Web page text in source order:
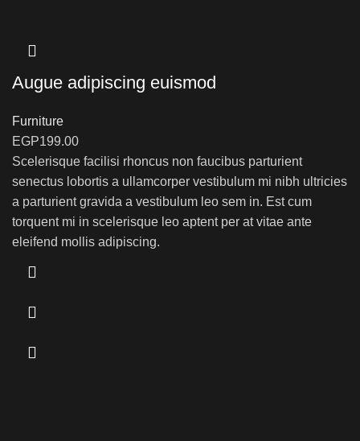
Augue adipiscing euismod
Furniture
EGP199.00
Scelerisque facilisi rhoncus non faucibus parturient
senectus lobortis a ullamcorper vestibulum mi nibh ultricies
a parturient gravida a vestibulum leo sem in. Est cum
torquent mi in scelerisque leo aptent per at vitae ante
eleifend mollis adipiscing.